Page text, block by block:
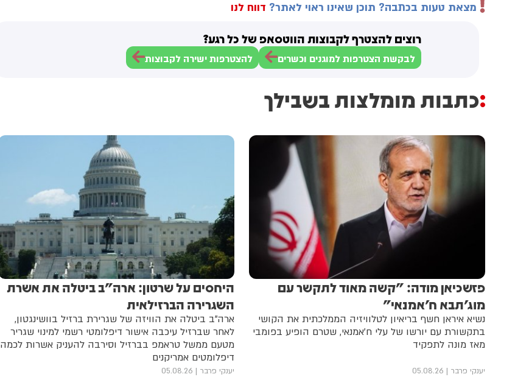
מצאת טעות בכתבה? תוכן שאינו ראוי לאתר? דווח לנו
רוצים להצטרף לקבוצות הווטסאפ של כל רגע?
לבקשת הצטרפות למוגנים וכשרים להצטרפות ישירה לקבוצות
כתבות מומלצות בשבילך
פזשכיאן מודה: "קשה מאוד לתקשר עם
מוג'תבא ח'אמנאי"
נשיא איראן חשף בריאיון לטלוויזיה הממלכתית את הקושי
בתקשורת עם יורשו של עלי ח'אמנאי, שטרם הופיע בפומבי
מאז מונה לתפקיד
יענקי פרבר 05.08.26
היחסים על שרטון: ארה"ב ביטלה את אשרת
השגרירה הברזילאית
ארה"ב ביטלה את הוויזה של שגרירת ברזיל בוושינגטון,
לאחר שברזיל עיכבה אישור דיפלומטי רשמי למינוי שגריר
מטעם ממשל טראמפ בברזיל וסירבה להעניק אשרות לכמה
דיפלומטים אמריקנים
יענקי פרבר 05.08.26